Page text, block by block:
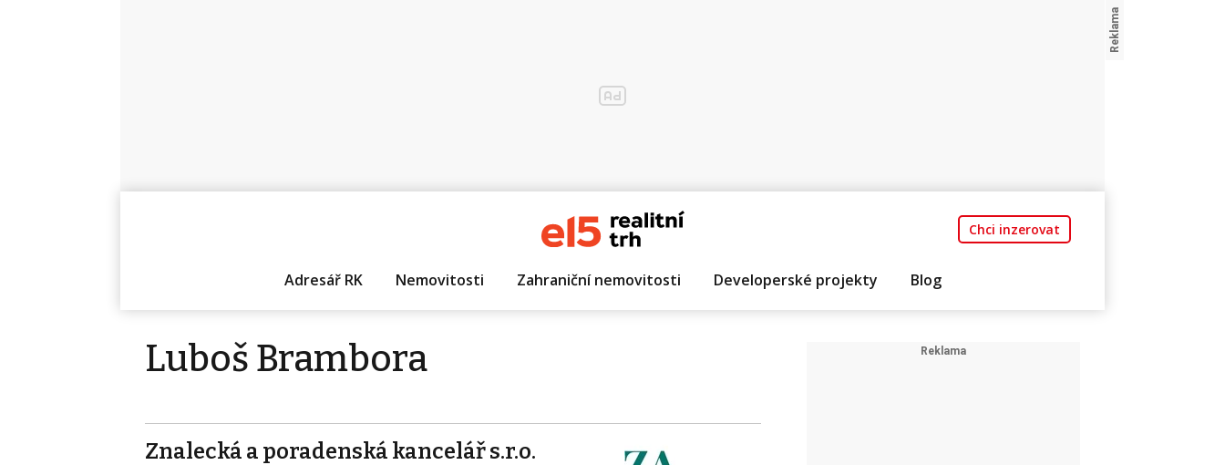
Chci inzerovat
Adresář RK Nemovitosti Zahraniční nemovitosti Developerské projekty Blog
Luboš Brambora
Znalecká a poradenská kancelář s.r.o.